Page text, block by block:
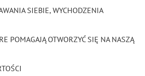
SIEBIE, WYCHODZENIA
POMAGAJĄ OTWORZYĆ SIĘ NA NASZĄ